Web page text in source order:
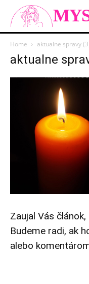
Home aktualne spravy
aktualne
Zaujal Vás
Budeme radi, ak
alebo